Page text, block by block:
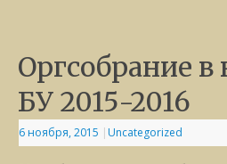
Оргсобрание
БУ 2015-2016
6 ноября, 2015 | Uncategorized